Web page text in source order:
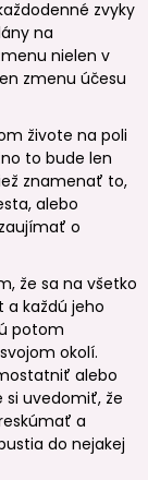
zvyky
na
nielen v
zmenu účesu
živote na poli
to bude len
znamenať to,
alebo
o
že sa na všetko
a každú jeho
potom
okolí.
alebo
si uvedomiť, že
a
do nejakej